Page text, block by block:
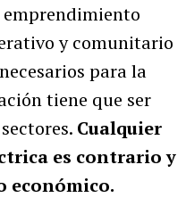
emprendimiento
y comunitario
para la
tiene que ser
Cualquier
es contrario y
económico.